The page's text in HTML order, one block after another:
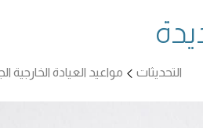
التحديثات مواعيد العيادة الخارجية